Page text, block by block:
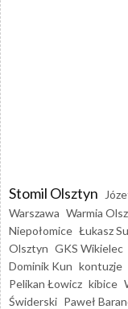
Stomil Olsztyn
Warszawa Warmia
Niepołomice Łukasz
Olsztyn GKS Wikielec
Dominik Kun kontuzje
Pelikan Łowicz kibice
Świderski Paweł